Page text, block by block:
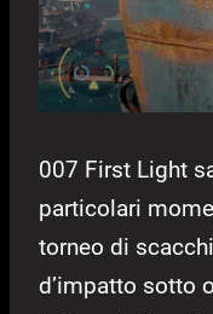
007 First Light
particolari
torneo di
d’impatto sotto